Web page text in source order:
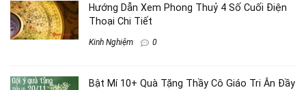
Hướng Dẫn Xem Phong Thuỷ 4 Số Cuối Điện
Thoại Chi Tiết
Kinh Nghiệm 0
Bật Mí 10+ Quà Tặng Thầy Cô Giáo Tri Ân Đầy